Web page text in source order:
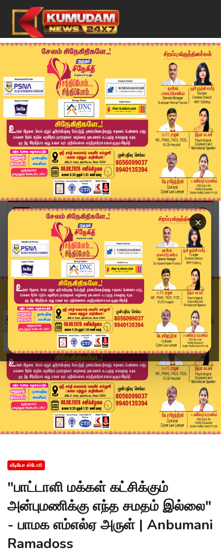
×
Home
வீடியோ ஸ்டோரி
"பாட்டாளி மக்கள் கட்சிக்கும் அன்புமணிக்கு எந்த ...
வீடியோ ஸ்டோரி
"பாட்டாளி மக்கள் கட்சிக்கும்
அன்புமணிக்கு எந்த சமதம் இல்லை"
- பாமக எம்எல்ஏ அருள் | Anbumani
Ramadoss